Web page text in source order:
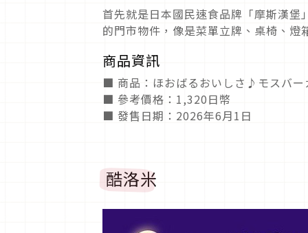
首先就是日本國民速食品牌「摩斯漢
的門市物件，像是菜單立牌、桌椅、
商品資訊
■ 商品：ほおばるおいしさ♪モスバー
■ 參考價格：1,320日幣
■ 發售日期：2026年6月1日
酷洛米